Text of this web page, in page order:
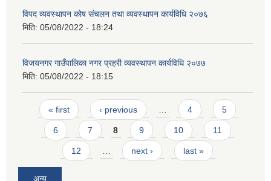
विपद व्यवस्थापन कोष संचलन तथा व्यवस्थापन कार्यविधि २०७६
मिति: 05/08/2022 - 18:24
विजयनगर गाउँपालिका नगर प्रहरी व्यवस्थापन कार्यविधि २०७७
मिति: 05/08/2022 - 18:15
Pages
« first ‹ previous 4 5
6 7 8 9 10 11
12 next › last »
अन्य